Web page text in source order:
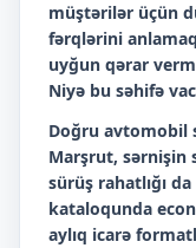
müştərilər üçün
fərqlərini
uyğun qərar
Niyə bu səhifə
Doğru avtomobil
Marşrut, sərnişin
sürüş rahatlığı da
kataloqunda
aylıq icarə